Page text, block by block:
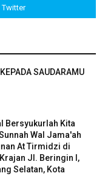
SAUDARAMU
Bersyukurlah Kita
Wal Jama'ah
At Tirmidzi di
Jl. Beringin I,
Selatan, Kota